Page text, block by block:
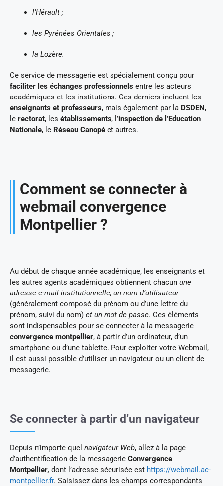
l’Hérault ;
les Pyrénées Orientales ;
la Lozère.
Ce service de messagerie est spécialement conçu pour
faciliter les échanges professionnels entre les acteurs
académiques et les institutions. Ces derniers incluent les
enseignants et professeurs, mais également par la DSDEN ,
le rectorat, les établissements, l’inspection de l’Education
Nationale, le Réseau Canopé et autres.
Comment se connecter à
webmail convergence
Montpellier ?
Au début de chaque année académique, les enseignants et
les autres agents académiques obtiennent chacun une
adresse e-mail institutionnelle, un nom d’utilisateur
(généralement composé du prénom ou d’une lettre du
prénom, suivi du nom) et un mot de passe. Ces éléments
sont indispensables pour se connecter à la messagerie
convergence montpellier, à partir d’un ordinateur, d’un
smartphone ou d’une tablette. Pour exploiter votre Webmail,
il est aussi possible d’utiliser un navigateur ou un client de
messagerie.
Se connecter à partir d’un navigateur
Depuis n’importe quel navigateur Web, allez à la page
d’authentification de la messagerie Convergence
Montpellier, dont l’adresse sécurisée est https://webmail.ac-
montpellier.fr. Saisissez dans les champs correspondants